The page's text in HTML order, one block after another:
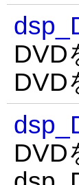
DVD
DVD
DVD